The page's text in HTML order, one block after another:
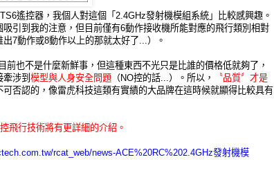
遙控器，我個人對這個「2.4GHz發射機模組系統」比較感興趣。
吸引到我的注意，但目前僅有6動作接收機所能對應的飛行類別相對
7動作或8動作以上的那就太好了...）。
前也不是什麼新鮮事，但這種東西不光只是比誰的價格低就夠了，
涉到模型與人身安全問題 （NO控的話...）。所以，
〝品質〞才是
可否認的，像雷虎科技這類有實績的大品牌在這時候就顯得比較具有
飛行技術將有更詳細的介紹。
rcat_web/news-ACE%20RC%202.4GHz發射機模